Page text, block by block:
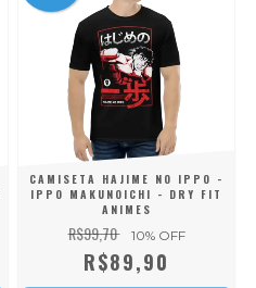
CAMISETA HAJIME NO IPPO -
IPPO MAKUNOICHI - DRY FIT
ANIMES
R$99,70 10% OFF
R$89,90